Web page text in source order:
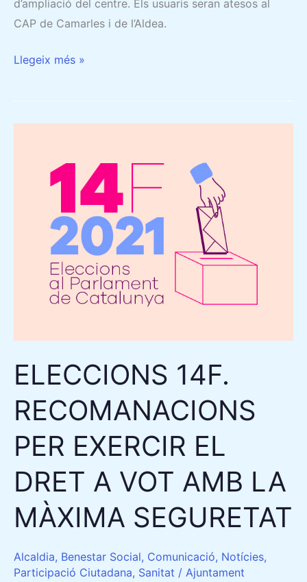
d’ampliació del centre. Els usuaris seran atesos al
CAP de Camarles i de l’Aldea.
Llegeix més »
ELECCIONS 14F.
RECOMANACIONS
PER EXERCIR EL
DRET A VOT AMB LA
MÀXIMA SEGURETAT
Alcaldia, Benestar Social, Comunicació, Notícies,
Participació Ciutadana, Sanitat / Ajuntament
RECOMANACIONS
SEGURETAT